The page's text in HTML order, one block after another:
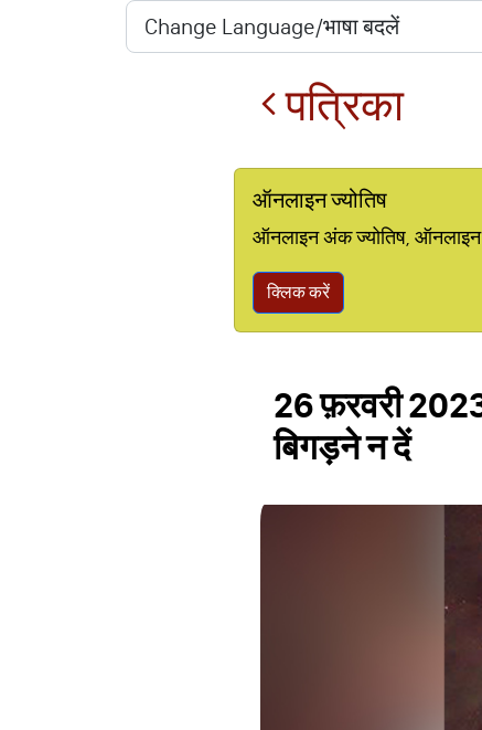
पत्रिका
ऑनलाइन ज्योतिष
ऑनलाइन अंक ज्योतिष, ऑनलाइन
क्लिक करें
26 फ़रवरी
बिगड़ने न दें